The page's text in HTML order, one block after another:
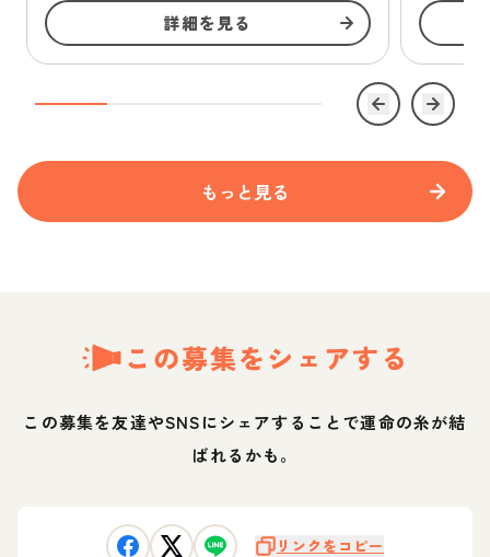
詳細を見る
もっと見る
この募集をシェアする
この募集を友達やSNSにシェアすることで運命の糸が結
ばれるかも。
リンクをコピー